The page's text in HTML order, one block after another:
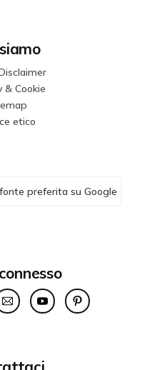
& Cookie
etico
preferita su Google